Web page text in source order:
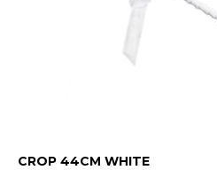
CROP 44CM WHITE